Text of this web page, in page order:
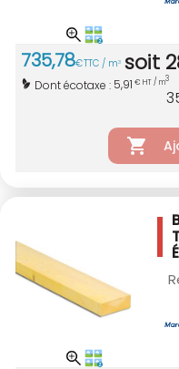
735,78€TTC / m3 soit
Dont écotaxe : 5,91 € HT / m3